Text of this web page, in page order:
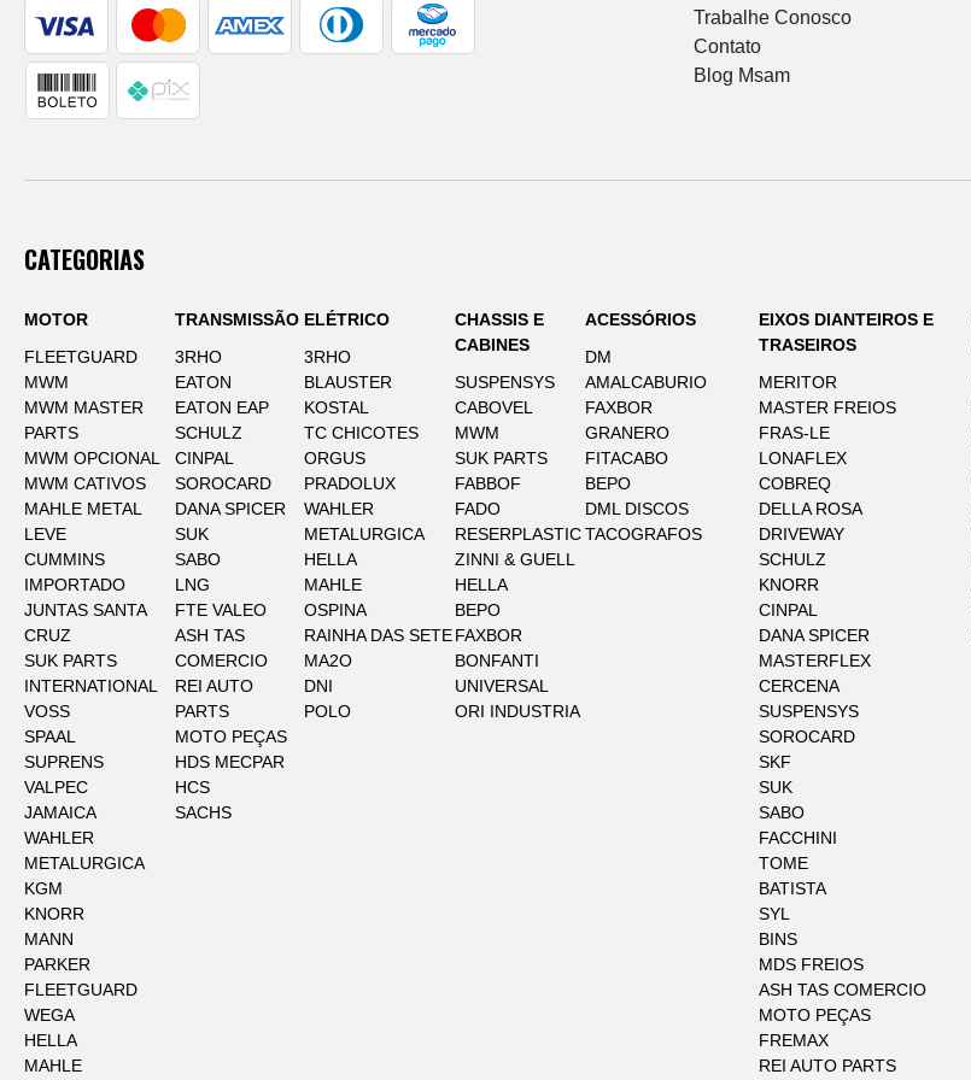
Trabalhe Conosco
Contato
Blog Msam
CATEGORIAS
MOTOR
FLEETGUARD
MWM
MWM MASTER
PARTS
MWM OPCIONAL
MWM CATIVOS
MAHLE METAL
LEVE
CUMMINS
IMPORTADO
JUNTAS SANTA
CRUZ
SUK PARTS
INTERNATIONAL
VOSS
SPAAL
SUPRENS
VALPEC
JAMAICA
WAHLER
METALURGICA
KGM
KNORR
MANN
PARKER
FLEETGUARD
WEGA
HELLA
MAHLE
TRANSMISSÃO
3RHO
EATON
EATON EAP
SCHULZ
CINPAL
SOROCARD
DANA SPICER
SUK
SABO
LNG
FTE VALEO
ASH TAS
COMERCIO
REI AUTO
PARTS
MOTO PEÇAS
HDS MECPAR
HCS
SACHS
ELÉTRICO
3RHO
BLAUSTER
KOSTAL
TC CHICOTES
ORGUS
PRADOLUX
WAHLER
METALURGICA
HELLA
MAHLE
OSPINA
RAINHA DAS SETE
MA2O
DNI
POLO
CHASSIS E
CABINES
SUSPENSYS
CABOVEL
MWM
SUK PARTS
FABBOF
FADO
RESERPLASTIC
ZINNI & GUELL
HELLA
BEPO
FAXBOR
BONFANTI
UNIVERSAL
ORI INDUSTRIA
ACESSÓRIOS
DM
AMALCABURIO
FAXBOR
GRANERO
FITACABO
BEPO
DML DISCOS
TACOGRAFOS
EIXOS DIANTEIROS E
TRASEIROS
MERITOR
MASTER FREIOS
FRAS-LE
LONAFLEX
COBREQ
DELLA ROSA
DRIVEWAY
SCHULZ
KNORR
CINPAL
DANA SPICER
MASTERFLEX
CERCENA
SUSPENSYS
SOROCARD
SKF
SUK
SABO
FACCHINI
TOME
BATISTA
SYL
BINS
MDS FREIOS
ASH TAS COMERCIO
MOTO PEÇAS
FREMAX
REI AUTO PARTS